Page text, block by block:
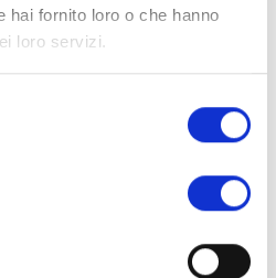
hai fornito loro o che hanno
loro servizi.
195 Kcal
816 KJ
5.00g
2.00g
10.00g